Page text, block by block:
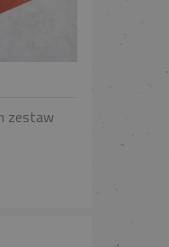
zestaw